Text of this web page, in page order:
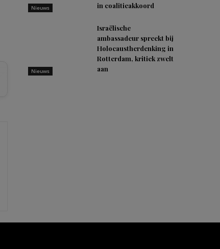
Nieuws
in coalitieakkoord
Nieuws
Israëlische
ambassadeur spreekt bij
Holocaustherdenking in
Rotterdam, kritiek zwelt
aan